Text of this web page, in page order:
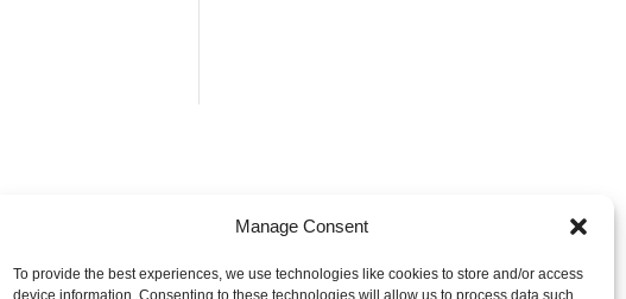
Manage Consent
To provide the best experiences, we use technologies like cookies to store and/or access
device information. Consenting to these technologies will allow us to process data such